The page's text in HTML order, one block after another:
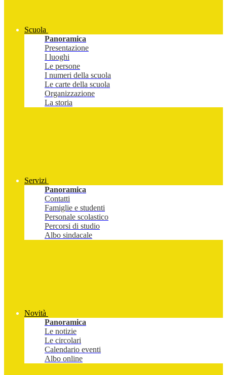
Scuola
Panoramica
Presentazione
I luoghi
Le persone
I numeri della scuola
Le carte della scuola
Organizzazione
La storia
Servizi
Panoramica
Contatti
Famiglie e studenti
Personale scolastico
Percorsi di studio
Albo sindacale
Novità
Panoramica
Le notizie
Le circolari
Calendario eventi
Albo online